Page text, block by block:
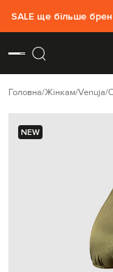
SALE ще більше
Головна Жінкам Venuja
NEW